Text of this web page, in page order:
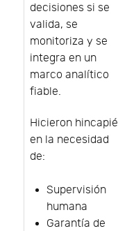
decisiones si se
valida, se
monitoriza y se
integra en un
marco analítico
fiable.
Hicieron hincapié
en la necesidad
de:
Supervisión
humana
Garantía de